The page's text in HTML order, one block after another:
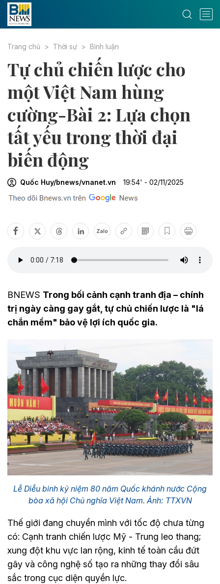
Trang chủ Thời sự Bình luận
Tự chủ chiến lược cho
một Việt Nam hùng
cường-Bài 2: Lựa chọn
tất yếu trong thời đại
biến động
Quốc Huy/bnews/vnanet.vn 19:54' - 02/11/2025
Zalo
BNEWS Trong bối cảnh cạnh tranh địa – chính
trị ngày càng gay gắt, tự chủ chiến lược là "lá
chắn mềm" bảo vệ lợi ích quốc gia.
Lễ Diễu binh kỷ niệm 80 năm Quốc khánh nước Cộng
bòa xã hội Chủ nghĩa Việt Nam. Ảnh: TTXVN
Thế giới đang chuyển mình với tốc độ chưa từng
có: Cạnh tranh chiến lược Mỹ - Trung leo thang;
xung đột khu vực lan rộng, kinh tế toàn cầu đứt
gãy và công nghệ số tạo ra những thay đổi sâu
sắc trong cục diện quyền lực.